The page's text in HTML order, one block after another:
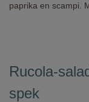
paprika en scampi.
Rucola-
spek